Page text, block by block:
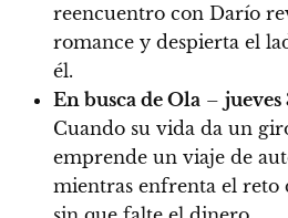
reencuentro con Darío
romance y despierta el
él.
En busca de Ola – jueves
Cuando su vida da un
emprende un viaje de
mientras enfrenta el reto